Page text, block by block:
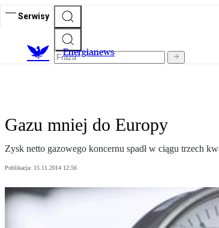
Serwisy
Energianews
Gazu mniej do Europy
Zysk netto gazowego koncernu spadł w ciągu trzech
Publikacja: 15.11.2014 12:56